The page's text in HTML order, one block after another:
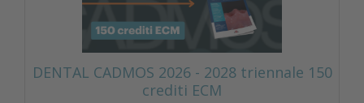
DENTAL CADMOS 2026 - 2028 triennale 150
crediti ECM